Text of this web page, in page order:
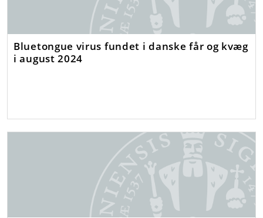
Bluetongue virus fundet i danske får og kvæg
i august 2024